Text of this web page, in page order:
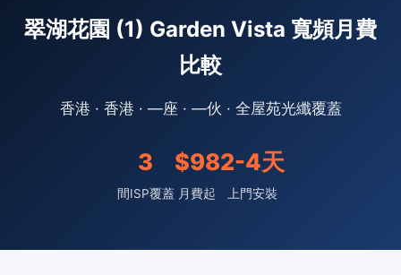
翠湖花園 (1) Garden Vista 寬頻月費
比較
香港 · 香港 · —座 · —伙 · 全屋苑光纖覆蓋
3
間ISP覆蓋
$98
月費起
2-4天
上門安裝